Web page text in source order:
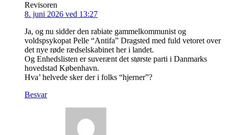
Revisoren
8. juni 2026 ved 13:27
Ja, og nu sidder den rabiate gammelkommunist og
voldspsykopat Pelle “Antifa” Dragsted med fuld vetoret over
det nye røde rædselskabinet her i landet.
Og Enhedslisten er suverænt det største parti i Danmarks
hovedstad København.
Hva’ helvede sker der i folks “hjerner”?
Besvar